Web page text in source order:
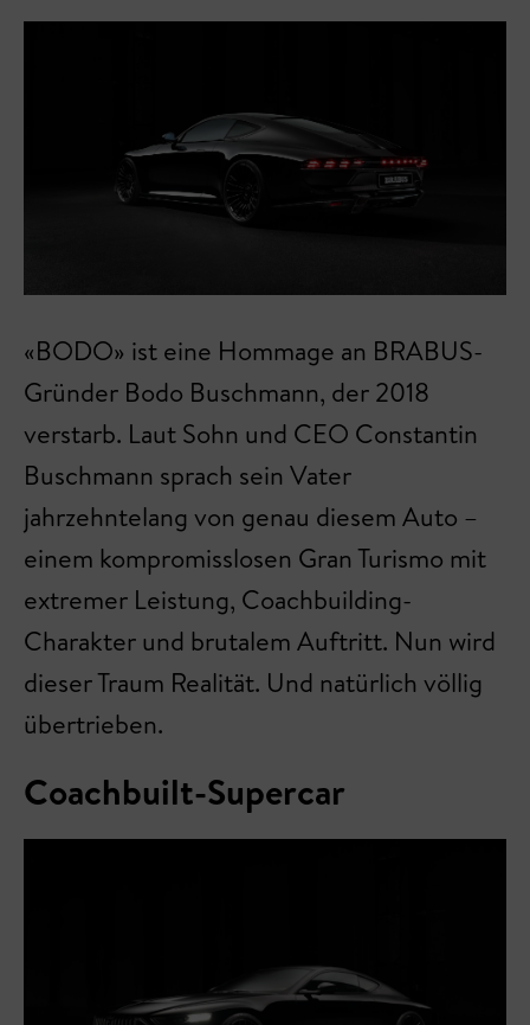
«BODO» ist eine Hommage an BRABUS-
Gründer Bodo Buschmann, der 2018
verstarb. Laut Sohn und CEO Constantin
Buschmann sprach sein Vater
jahrzehntelang von genau diesem Auto –
einem kompromisslosen Gran Turismo mit
extremer Leistung, Coachbuilding-
Charakter und brutalem Auftritt. Nun wird
dieser Traum Realität. Und natürlich völlig
übertrieben.
Coachbuilt-Supercar